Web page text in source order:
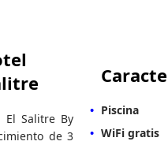
El Salitre By
de 3
Piscina
WiFi gratis